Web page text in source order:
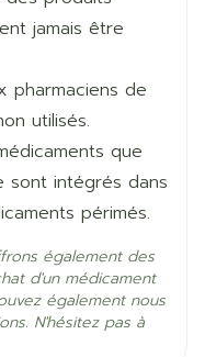
(15°C -
jamais être
pharmaciens de
utilisés.
que
sont intégrés dans
périmés.
également des
d'un médicament
également nous
N'hésitez pas à